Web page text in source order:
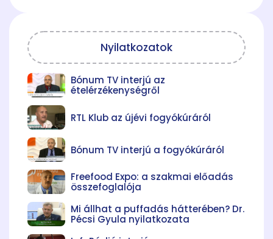
Nyilatkozatok
Bónum TV interjú az
ételérzékenységről
RTL Klub az újévi fogyókúráról
Bónum TV interjú a fogyókúráról
Freefood Expo: a szakmai előadás
összefoglalója
Mi állhat a puffadás hátterében? Dr.
Pécsi Gyula nyilatkozata